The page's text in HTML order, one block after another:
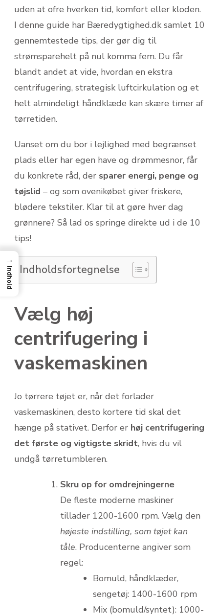
uden at ofre hverken tid, komfort eller kloden.
I denne guide har Bæredygtighed.dk samlet 10
gennemtestede tips, der gør dig til
strømsparehelt på nul komma fem. Du får
blandt andet at vide, hvordan en ekstra
centrifugering, strategisk luftcirkulation og et
helt almindeligt håndklæde kan skære timer af
tørretiden.
Uanset om du bor i lejlighed med begrænset
plads eller har egen have og drømmesnor, får
du konkrete råd, der sparer energi, penge og
tøjslid – og som ovenikøbet giver friskere,
blødere tekstiler. Klar til at gøre hver dag
grønnere? Så lad os springe direkte ud i de 10
tips!
Indholdsfortegnelse
Vælg høj
centrifugering i
vaskemaskinen
Jo tørrere tøjet er, når det forlader
vaskemaskinen, desto kortere tid skal det
hænge på stativet. Derfor er høj centrifugering
det første og vigtigste skridt, hvis du vil
undgå tørretumbleren.
Skru op for omdrejningerne
De fleste moderne maskiner
tillader 1200-1600 rpm. Vælg den
højeste indstilling, som tøjet kan
tåle. Producenterne angiver som
regel:
Bomuld, håndklæder,
sengetøj: 1400-1600 rpm
Mix (bomuld/syntet): 1000-
→
Indhold